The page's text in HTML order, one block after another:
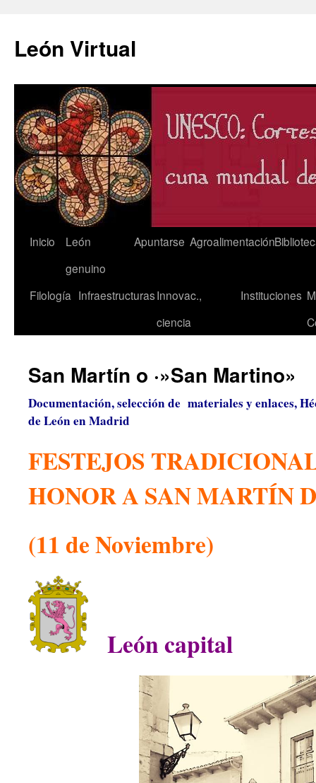
León Virtual
Saltar
contenido
Inicio
León
genuino
Apuntarse Agroalimentación
Filología InfraestructurasInnovac.,
ciencia
Instituciones
San Martín o ·»San Martino»
Documentación, selección de materiales y enlaces,
de León en Madrid
FESTEJOS
HONOR A SAN MARTÍN
(11 de Noviembre)
León capital